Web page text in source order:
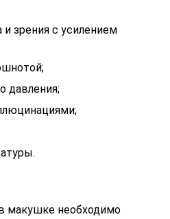
и зрения с усилением
давления;
макушке необходимо